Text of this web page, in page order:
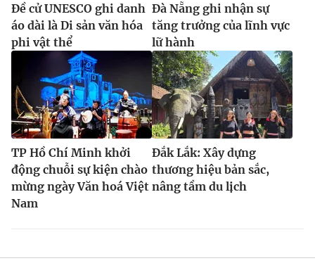
Đề cử UNESCO ghi danh
áo dài là Di sản văn hóa
phi vật thể
Đà Nẵng ghi nhận sự
tăng trưởng của lĩnh vực
lữ hành
TP Hồ Chí Minh khởi
động chuỗi sự kiện chào
mừng ngày Văn hoá Việt
Nam
Đắk Lắk: Xây dựng
thương hiệu bản sắc,
nâng tầm du lịch